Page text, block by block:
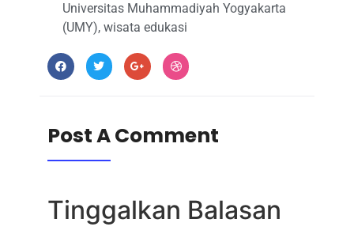
Universitas Muhammadiyah Yogyakarta
(UMY), wisata edukasi
Post A Comment
Tinggalkan Balasan